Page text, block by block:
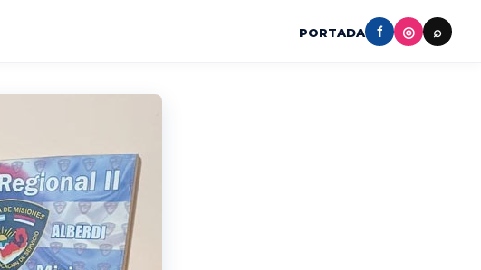
PORTADA f ◎ ⌕